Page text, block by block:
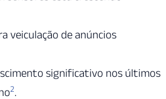
veiculação de anúncios
significativo nos últimos
2.